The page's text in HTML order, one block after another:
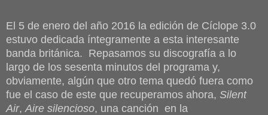
El 5 de enero del año 2016 la edición de Cíclope 3.0
estuvo dedicada íntegramente a esta interesante
banda británica. Repasamos su discografía a lo
largo de los sesenta minutos del programa y,
obviamente, algún que otro tema quedó fuera como
fue el caso de este que recuperamos ahora, Silent
Air, Aire silencioso, una canción en la